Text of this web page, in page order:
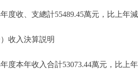
年度收、支總計55489.45萬元，比上年
）收入決算説明
年度本年收入合計53073.44萬元，比上